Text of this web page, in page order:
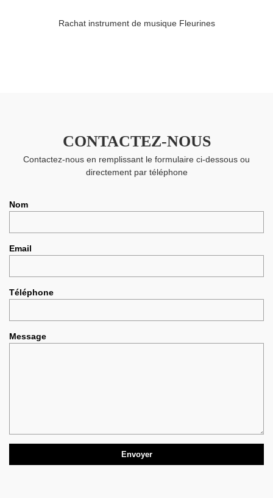
Rachat instrument de musique Fleurines
CONTACTEZ-NOUS
Contactez-nous en remplissant le formulaire ci-dessous ou
directement par téléphone
Nom
Email
Téléphone
Message